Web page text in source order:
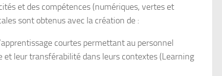
et des compétences (numériques, vertes et
sont obtenus avec la création de :
courtes permettant au personnel
et leur transférabilité dans leurs contextes (Learning